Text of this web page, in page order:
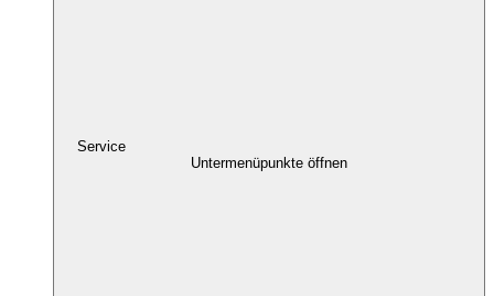
Service
Untermenüpunkte öffnen